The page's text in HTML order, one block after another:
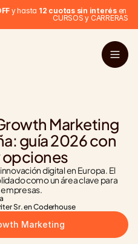
y hasta 12 cuotas sin interés en
CURSOS y CARRERAS
Marketing
guía 2026 con
opciones
digital en Europa. El
como un área clave para
Sr. en Coderhouse
Marketing